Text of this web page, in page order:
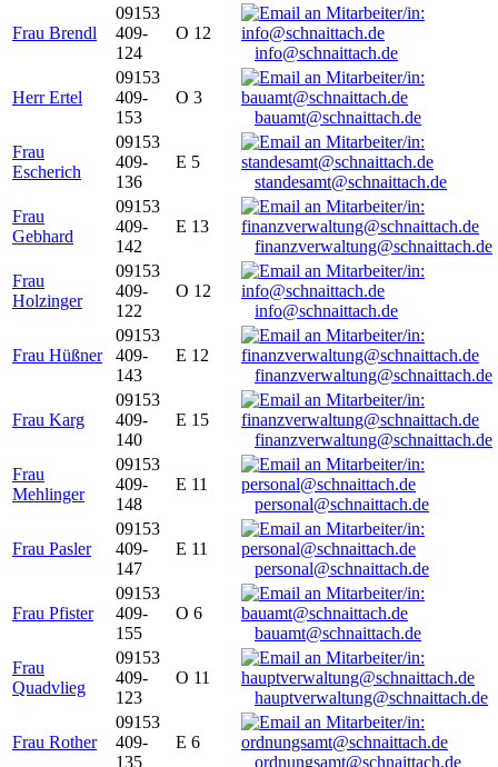
Frau Brendl
09153
409-
124
O 12
info@schnaittach.de
Herr Ertel
09153
409-
153
O 3
bauamt@schnaittach.de
Frau
Escherich
09153
409-
136
E 5
standesamt@schnaittach.de
Frau
Gebhard
09153
409-
142
E 13
finanzverwaltung@schnaittach.de
Frau
Holzinger
09153
409-
122
O 12
info@schnaittach.de
Frau Hüßner
09153
409-
143
E 12
finanzverwaltung@schnaittach.de
Frau Karg
09153
409-
140
E 15
finanzverwaltung@schnaittach.de
Frau
Mehlinger
09153
409-
148
E 11
personal@schnaittach.de
Frau Pasler
09153
409-
147
E 11
personal@schnaittach.de
Frau Pfister
09153
409-
155
O 6
bauamt@schnaittach.de
Frau
Quadvlieg
09153
409-
123
O 11
hauptverwaltung@schnaittach.de
Frau Rother
09153
409-
135
E 6
ordnungsamt@schnaittach.de